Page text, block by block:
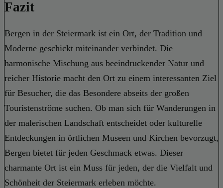
Fazit
Bergen in der Steiermark ist ein Ort, der Tradition und
Moderne geschickt miteinander verbindet. Die
harmonische Mischung aus beeindruckender Natur und
reicher Historie macht den Ort zu einem interessanten Ziel
für Besucher, die das Besondere abseits der großen
Touristenströme suchen. Ob man sich für Wanderungen in
der malerischen Landschaft entscheidet oder kulturelle
Entdeckungen in örtlichen Museen und Kirchen bevorzugt,
Bergen bietet für jeden Geschmack etwas. Dieser
charmante Ort ist ein Muss für jeden, der die Vielfalt und
Schönheit der Steiermark erleben möchte.